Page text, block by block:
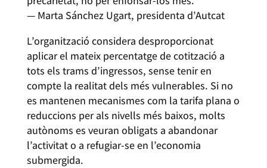
— Marta Sánchez Ugart, presidenta d’Autcat
L’organització considera desproporcionat
aplicar el mateix percentatge de cotització a
tots els trams d’ingressos, sense tenir en
compte la realitat dels més vulnerables. Si no
es mantenen mecanismes com la tarifa plana o
reduccions per als nivells més baixos, molts
autònoms es veuran obligats a abandonar
l’activitat o a refugiar-se en l’economia
submergida.